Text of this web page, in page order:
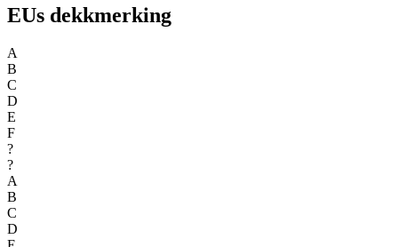
EUs dekkmerking
A
B
C
D
E
F
?
?
A
B
C
D